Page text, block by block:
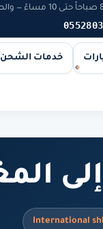
خدمات الشحن
International